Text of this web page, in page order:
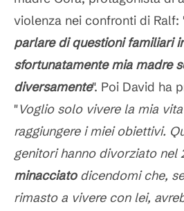
violenza nei confronti di Ralf:
parlare di questioni familiari
sfortunatamente mia madre
diversamente". Poi David ha
"Voglio solo vivere la mia
raggiungere i miei obiettivi.
genitori hanno divorziato nel
minacciatodicendomi che,
rimasto a vivere con lei,